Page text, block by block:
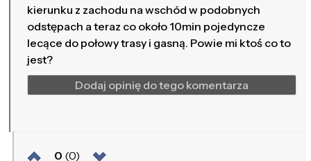
kierunku z zachodu na wschód w podobnych
odstępach a teraz co około 10min pojedyncze
lecące do połowy trasy i gasną. Powie mi ktoś co to
jest?
Dodaj opinię do tego komentarza
0 (0)